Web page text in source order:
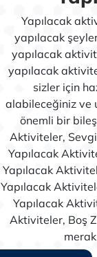
Yapılacak
yapılacak
yapılacak
yapılacak
sizler için
alabileceğiniz ve
önemli bir
Aktiviteler,
Yapılacak
Yapılacak
Yapılacak
Yapılacak
Aktiviteler, Boş